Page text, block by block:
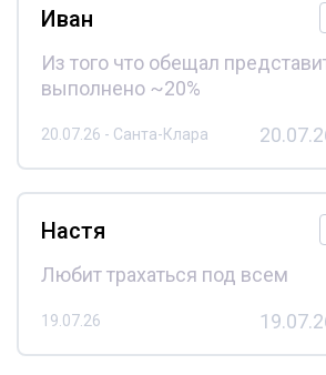
Иван
Из того что обещал
выполнено ~20%
20.07.26 - Санта-Клара
Настя
Любит трахаться под всем
19.07.26